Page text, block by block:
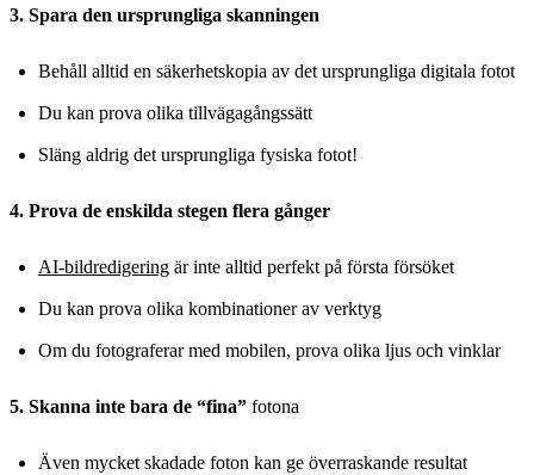
3. Spara den ursprungliga skanningen
Behåll alltid en säkerhetskopia av det ursprungliga digitala fotot
Du kan prova olika tillvägagångssätt
Släng aldrig det ursprungliga fysiska fotot!
4. Prova de enskilda stegen flera gånger
AI-bildredigering är inte alltid perfekt på första försöket
Du kan prova olika kombinationer av verktyg
Om du fotograferar med mobilen, prova olika ljus och vinklar
5. Skanna inte bara de “fina” fotona
Även mycket skadade foton kan ge överraskande resultat